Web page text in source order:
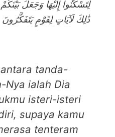
لِتَسْكُنُوا إِلَيْهَا وَجَعَلَ
ذَٰلِكَ لَآيَاتٍ لِقَوْمٍ يَتَفَكَّرُونَ
tanda-
Nya ialah Dia
isteri-isteri
supaya kamu
tenteram